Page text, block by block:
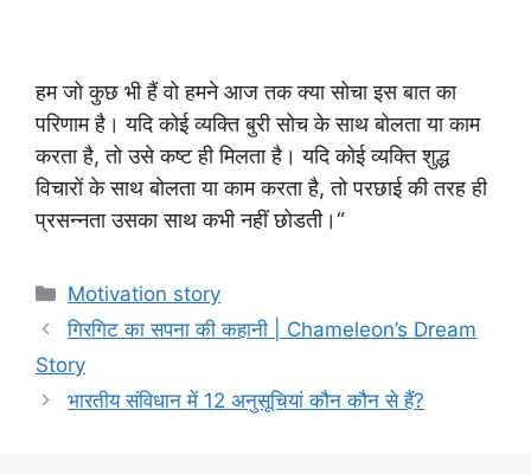
हम जो कुछ भी हैं वो हमने आज तक क्या सोचा इस बात का
परिणाम है। यदि कोई व्यक्ति बुरी सोच के साथ बोलता या काम
करता है, तो उसे कष्ट ही मिलता है। यदि कोई व्यक्ति शुद्ध
विचारों के साथ बोलता या काम करता है, तो परछाई की तरह ही
प्रसन्नता उसका साथ कभी नहीं छोडती।“
Categories
Motivation story
गिरगिट का सपना की कहानी | Chameleon’s Dream
Story
भारतीय संविधान में 12 अनुसूचियां कौन कौन से हैं?